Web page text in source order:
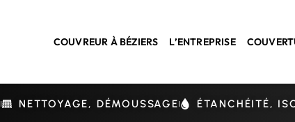
COUVREUR À BÉZIERS L’ENTREPRISE
NETTOYAGE, DÉMOUSSAGE ÉTANCHÉITÉ,